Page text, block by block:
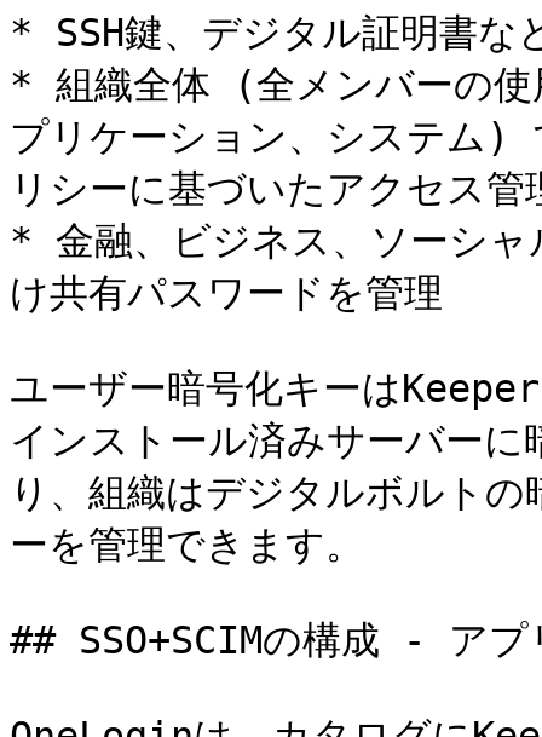
* SSH鍵、デジタル証明書な
* 組織全体 (全メンバーの使
プリケーション、システム)
リシーに基づいたアクセス管
* 金融、ビジネス、ソーシャ
け共有パスワードを管理
ユーザー暗号化キーは
インストール済みサーバー
り、組織はデジタルボルト
ーを管理できます。
## SSO+SCIMの構成 - アプ